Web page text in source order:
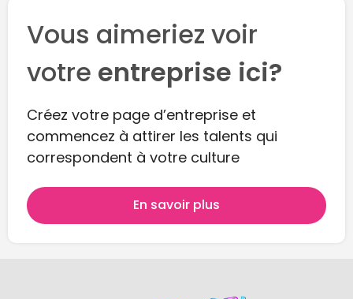
Vous aimeriez voir
votre entreprise ici?
Créez votre page d’entreprise et
commencez à attirer les talents qui
correspondent à votre culture
En savoir plus